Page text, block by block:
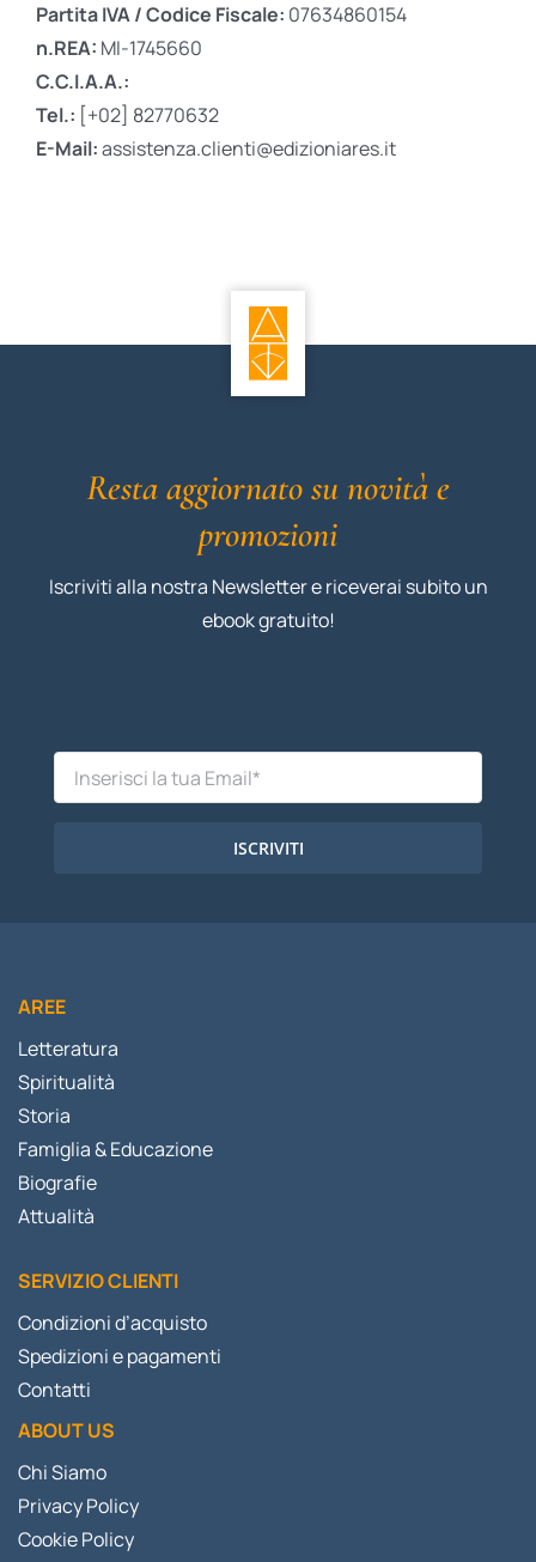
Partita IVA / Codice Fiscale: 07634860154
n.REA: MI-1745660
C.C.I.A.A.:
Tel.: [+02] 82770632
E-Mail:assistenza.clienti@edizioniares.it
Resta aggiornato su novità e
promozioni
Iscriviti alla nostra Newsletter e riceverai subito un
ebook gratuito!
ISCRIVITI
AREE
Letteratura
Spiritualità
Storia
Famiglia & Educazione
Biografie
Attualità
SERVIZIO CLIENTI
Condizioni d’acquisto
Spedizioni e pagamenti
Contatti
ABOUT US
Chi Siamo
Privacy Policy
Cookie Policy